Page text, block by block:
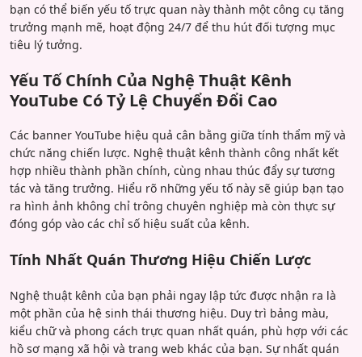
bạn có thể biến yếu tố trực quan này thành một công cụ tăng
trưởng mạnh mẽ, hoạt động 24/7 để thu hút đối tượng mục
tiêu lý tưởng.
Yếu Tố Chính Của Nghệ Thuật Kênh
YouTube Có Tỷ Lệ Chuyển Đổi Cao
Các banner YouTube hiệu quả cân bằng giữa tính thẩm mỹ và
chức năng chiến lược. Nghệ thuật kênh thành công nhất kết
hợp nhiều thành phần chính, cùng nhau thúc đẩy sự tương
tác và tăng trưởng. Hiểu rõ những yếu tố này sẽ giúp bạn tạo
ra hình ảnh không chỉ trông chuyên nghiệp mà còn thực sự
đóng góp vào các chỉ số hiệu suất của kênh.
Tính Nhất Quán Thương Hiệu Chiến Lược
Nghệ thuật kênh của bạn phải ngay lập tức được nhận ra là
một phần của hệ sinh thái thương hiệu. Duy trì bảng màu,
kiểu chữ và phong cách trực quan nhất quán, phù hợp với các
hồ sơ mạng xã hội và trang web khác của bạn. Sự nhất quán